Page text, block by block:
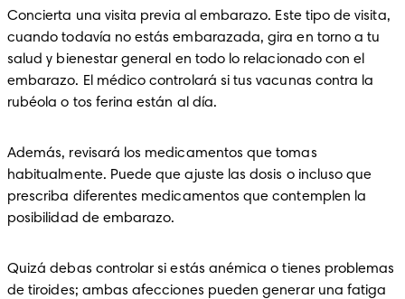
Concierta una visita previa al embarazo. Este tipo de visita,
cuando todavía no estás embarazada, gira en torno a tu
salud y bienestar general en todo lo relacionado con el
embarazo. El médico controlará si tus vacunas contra la
rubéola o tos ferina están al día.
Además, revisará los medicamentos que tomas
habitualmente. Puede que ajuste las dosis o incluso que
prescriba diferentes medicamentos que contemplen la
posibilidad de embarazo.
Quizá debas controlar si estás anémica o tienes problemas
de tiroides; ambas afecciones pueden generar una fatiga